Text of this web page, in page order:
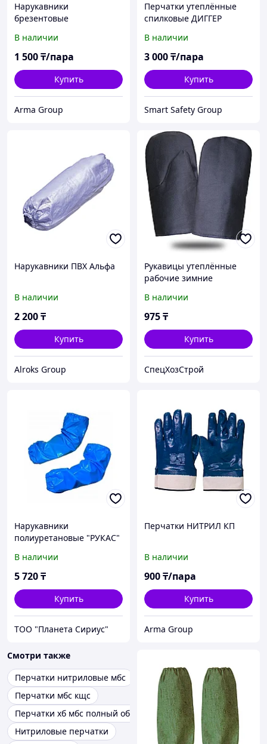
Нарукавники
брезентовые
В наличии
1 500₸/пара
Купить
Arma Group
Перчатки утеплённые
спилковые ДИГГЕР
В наличии
3 000₸/пара
Купить
Smart Safety Group
Нарукавники ПВХ Альфа
В наличии
2 200₸
Купить
Alroks Group
Рукавицы утеплённые
рабочие зимние
В наличии
975₸
Купить
СпецХозСтрой
Нарукавники
полиуретановые "РУКАС"
В наличии
5 720₸
Купить
ТОО "Планета Сириус"
Перчатки НИТРИЛ КП
В наличии
900₸/пара
Купить
Arma Group
Смотри также
Перчатки нитриловые мбс
Перчатки мбс кщс
Перчатки хб мбс полный облив
Нитриловые перчатки